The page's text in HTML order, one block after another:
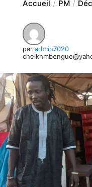
Accueil PM Déc
par admin7020